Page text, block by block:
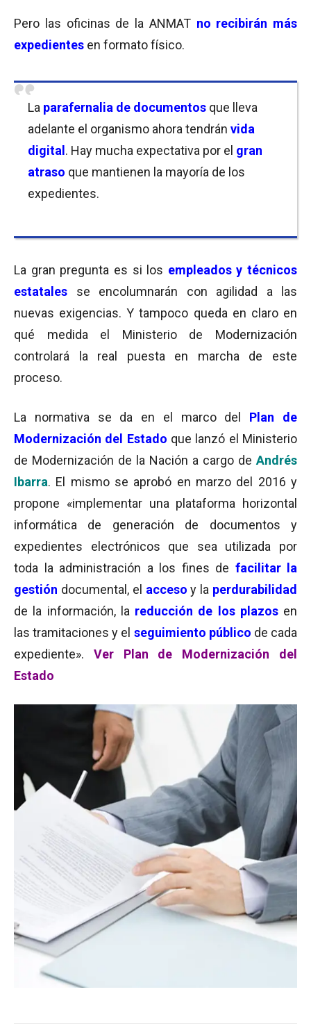
Pero las oficinas de la ANMAT no recibirán más
expedientes en formato físico.
La parafernalia de documentos que lleva
adelante el organismo ahora tendrán vida
digital . Hay mucha expectativa por el gran
atraso que mantienen la mayoría de los
expedientes.
La gran pregunta es si los empleados y técnicos
estatales se encolumnarán con agilidad a las
nuevas exigencias. Y tampoco queda en claro en
qué medida el Ministerio de Modernización
controlará la real puesta en marcha de este
proceso.
La normativa se da en el marco del Plan de
Modernización del Estado que lanzó el Ministerio
de Modernización de la Nación a cargo de Andrés
Ibarra. El mismo se aprobó en marzo del 2016 y
propone «implementar una plataforma horizontal
informática de generación de documentos y
expedientes electrónicos que sea utilizada por
toda la administración a los fines de facilitar la
gestión documental, el acceso y la perdurabilidad
de la información, la reducción de los plazosen
las tramitaciones y el seguimiento público de cada
expediente». Ver Plan de Modernización del
Estado